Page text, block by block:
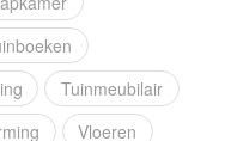
Tuinmeubilair
Vloeren